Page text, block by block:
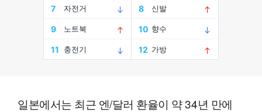
일본에서는 최근 엔/달러 환율이 약 34년 만에